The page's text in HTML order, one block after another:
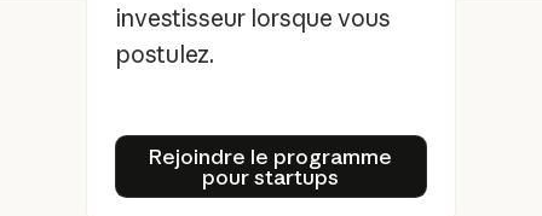
investisseur lorsque vous
postulez.
Rejoindre le programme
pour startups
Rejoindre le programme